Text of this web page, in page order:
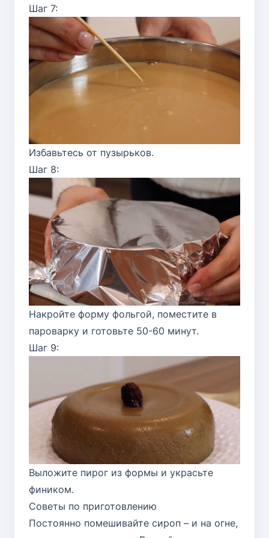
Шаг 7:
Избавьтесь от пузырьков.
Шаг 8:
Накройте форму фольгой, поместите в
пароварку и готовьте 50-60 минут.
Шаг 9:
Выложите пирог из формы и украсьте
фиником.
Советы по приготовлению
Постоянно помешивайте сироп – и на огне,